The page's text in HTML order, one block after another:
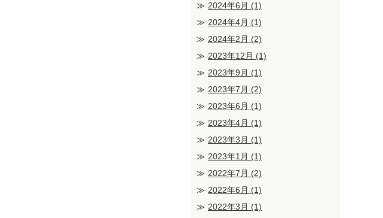
2024年6月 (1)
2024年4月 (1)
2024年2月 (2)
2023年12月 (1)
2023年9月 (1)
2023年7月 (2)
2023年6月 (1)
2023年4月 (1)
2023年3月 (1)
2023年1月 (1)
2022年7月 (2)
2022年6月 (1)
2022年3月 (1)